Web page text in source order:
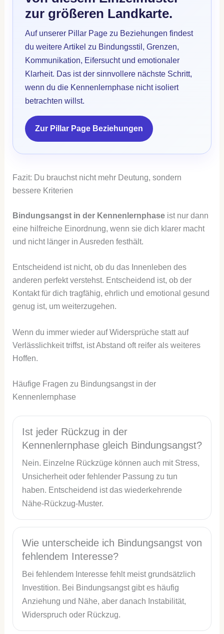
zur größeren Landkarte.
Auf unserer Pillar Page zu Beziehungen findest
du weitere Artikel zu Bindungsstil, Grenzen,
Kommunikation, Eifersucht und emotionaler
Klarheit. Das ist der sinnvollere nächste Schritt,
wenn du die Kennenlernphase nicht isoliert
betrachten willst.
Zur Pillar Page Beziehungen
Fazit: Du brauchst nicht mehr Deutung, sondern
bessere Kriterien
Bindungsangst in der Kennenlernphaseist nur dann
eine hilfreiche Einordnung, wenn sie dich klarer macht
und nicht länger in Ausreden festhält.
Entscheidend ist nicht, ob du das Innenleben des
anderen perfekt verstehst. Entscheidend ist, ob der
Kontakt für dich tragfähig, ehrlich und emotional gesund
genug ist, um weiterzugehen.
Wenn du immer wieder auf Widersprüche statt auf
Verlässlichkeit triffst, ist Abstand oft reifer als weiteres
Hoffen.
Häufige Fragen zu Bindungsangst in der
Kennenlernphase
Ist jeder Rückzug in der
Kennenlernphase gleich Bindungsangst?
Nein. Einzelne Rückzüge können auch mit Stress,
Unsicherheit oder fehlender Passung zu tun
haben. Entscheidend ist das wiederkehrende
Nähe-Rückzug-Muster.
Wie unterscheide ich Bindungsangst von
fehlendem Interesse?
Bei fehlendem Interesse fehlt meist grundsätzlich
Investition. Bei Bindungsangst gibt es häufig
Anziehung und Nähe, aber danach Instabilität,
Widerspruch oder Rückzug.